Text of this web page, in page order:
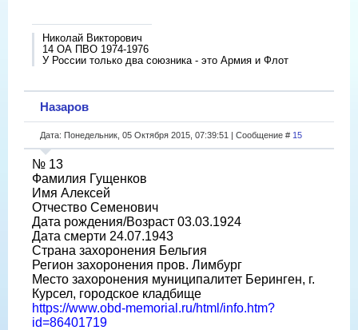
Николай Викторович
14 ОА ПВО 1974-1976
У России только два союзника - это Армия и Флот
Назаров
Дата: Понедельник, 05 Октября 2015, 07:39:51 | Сообщение # 15
№ 13
Фамилия Гущенков
Имя Алексей
Отчество Семенович
Дата рождения/Возраст 03.03.1924
Дата смерти 24.07.1943
Страна захоронения Бельгия
Регион захоронения пров. Лимбург
Место захоронения муниципалитет Беринген, г.
Курсел, городское кладбище
https://www.obd-memorial.ru/html/info.htm?
id=86401719